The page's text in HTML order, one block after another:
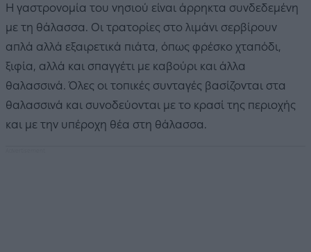
Η γαστρονομία του νησιού είναι άρρηκτα συνδεδεμένη
με τη θάλασσα. Οι τρατορίες στο λιμάνι σερβίρουν
απλά αλλά εξαιρετικά πιάτα, όπως φρέσκο χταπόδι,
ξιφία, αλλά και σπαγγέτι με καβούρι και άλλα
θαλασσινά. Όλες οι τοπικές συνταγές βασίζονται στα
θαλασσινά και συνοδεύονται με το κρασί της περιοχής
και με την υπέροχη θέα στη θάλασσα.